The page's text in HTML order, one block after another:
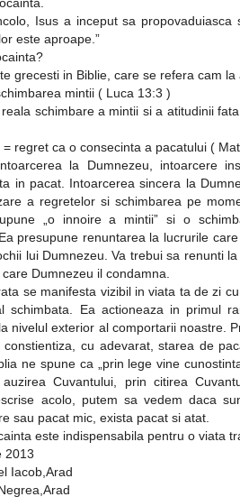
Isus a inceput sa propovaduiasca
este aproape.”
grecesti in Biblie, care se refera cam la
mintii ( Luca 13:3 )
schimbare a mintii si a atitudinii
regret ca o consecinta a pacatului (
la Dumnezeu, intoarcere
in pacat. Intoarcerea sincera la
a regretelor si schimbarea pe
„o innoire a mintii” si o
presupune renuntarea la lucrurile
lui Dumnezeu. Va trebui sa renunti
Dumnezeu il condamna.
se manifesta vizibil in viata ta de zi
schimbata. Ea actioneaza in primul
nivelul exterior al comportarii noastre.
cu adevarat, starea de
ne spune ca „prin lege vine
Cuvantului, prin citirea
acolo, putem sa vedem daca
sau pacat mic, exista pacat si atat.
este indispensabila pentru o viata
2013
Iacob,Arad